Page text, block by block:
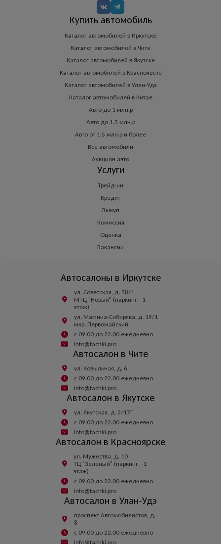
Купить автомобиль
Каталог автомобилей в Иркутске
Каталог автомобилей в Чите
Каталог автомобилей в Якутске
Каталог автомобилей в Красноярске
Каталог автомобилей в Улан-Удэ
Каталог автомобилей в Китае
Авто до 1 млн.р
Авто до 1.5 млн.р
Авто от 1.5 млн.р и более
Все автомобили
Аукцион авто
Услуги
Трейд-ин
Кредит
Выкуп
Комиссия
Оценка
Вакансии
Автосалоны в Иркутске
ул. Советская, д. 58/1
МТЦ "Новый" (паркинг, -1
этаж)
ул. Мамина-Сибиряка, д. 19/1
мкр. Первомайский
с 09.00 до 22.00 ежедневно
info@tachki.pro
Автосалон в Чите
ул. Ковыльная, д. 6
с 09.00 до 22.00 ежедневно
info@tachki.pro
Автосалон в Якутске
ул. Якутская, д. 2/17Г
с 09.00 до 22.00 ежедневно
info@tachki.pro
Автосалон в Красноярске
ул. Мужества, д. 10
ТЦ "Зеленый" (паркинг, -1
этаж)
с 09.00 до 22.00 ежедневно
info@tachki.pro
Автосалон в Улан-Удэ
проспект Автомобилистов, д.
8
с 09.00 до 22.00 ежедневно
info@tachki.pro